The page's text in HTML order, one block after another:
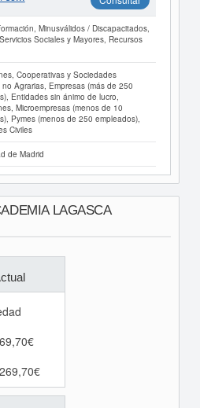
Minusválidos / Discapacitados,
Sociales y Mayores, Recursos
Cooperativas y Sociedades
Agrarias, Empresas (más de 250
Entidades sin ánimo de lucro,
Microempresas (menos de 10
Pymes (menos de 250 empleados),
Civiles
de Madrid
LAGASCA